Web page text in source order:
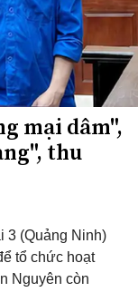
mại dâm",
thu
3 (Quảng Ninh)
tổ chức hoạt
Nguyên còn